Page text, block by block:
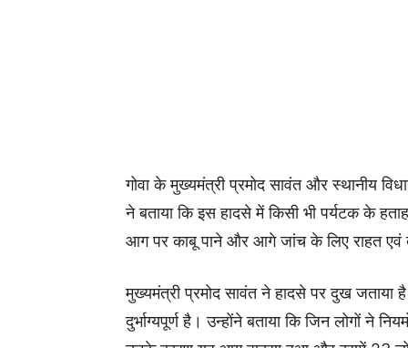
गोवा के मुख्यमंत्री प्रमोद सावंत और स्थानीय
ने बताया कि इस हादसे में किसी भी पर्यटक के
आग पर काबू पाने और आगे जांच के लिए राहत एवं
मुख्यमंत्री प्रमोद सावंत ने हादसे पर दुख जताया
दुर्भाग्यपूर्ण है। उन्होंने बताया कि जिन लोगों